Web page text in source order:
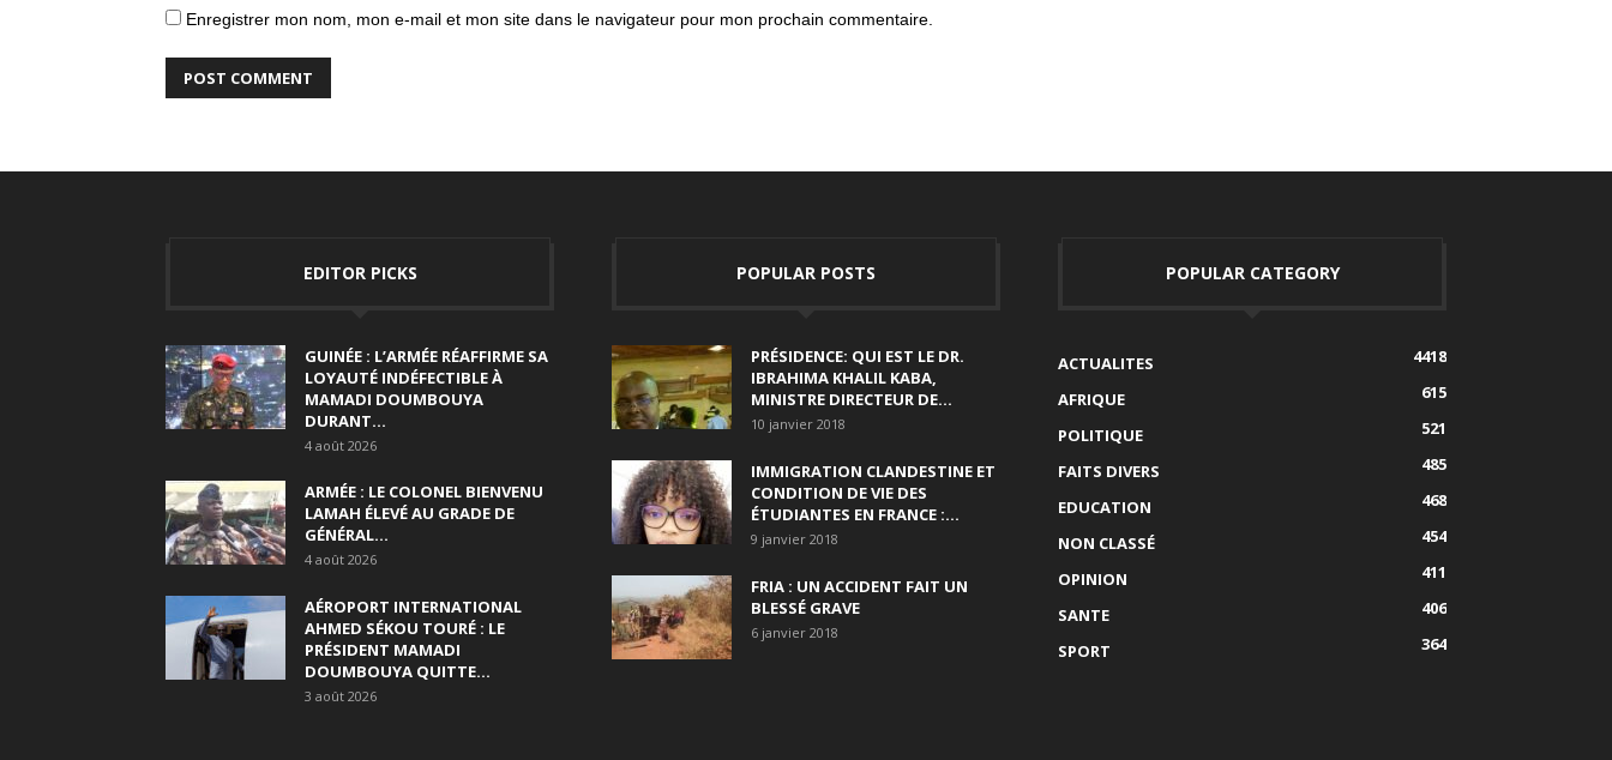
Enregistrer mon nom, mon e-mail et mon site dans le navigateur pour mon prochain commentaire.
EDITOR PICKS
GUINÉE : L’ARMÉE RÉAFFIRME SA
LOYAUTÉ INDÉFECTIBLE À
MAMADI DOUMBOUYA
DURANT...
4 août 2026
ARMÉE : LE COLONEL BIENVENU
LAMAH ÉLEVÉ AU GRADE DE
GÉNÉRAL...
4 août 2026
AÉROPORT INTERNATIONAL
AHMED SÉKOU TOURÉ : LE
PRÉSIDENT MAMADI
DOUMBOUYA QUITTE...
3 août 2026
POPULAR POSTS
PRÉSIDENCE: QUI EST LE DR.
IBRAHIMA KHALIL KABA,
MINISTRE DIRECTEUR DE...
10 janvier 2018
IMMIGRATION CLANDESTINE ET
CONDITION DE VIE DES
ÉTUDIANTES EN FRANCE :...
9 janvier 2018
FRIA : UN ACCIDENT FAIT UN
BLESSÉ GRAVE
6 janvier 2018
POPULAR CATEGORY
ACTUALITES
4418
AFRIQUE
615
POLITIQUE
521
FAITS DIVERS
485
EDUCATION
468
NON CLASSÉ
454
OPINION
411
SANTE
406
SPORT
364